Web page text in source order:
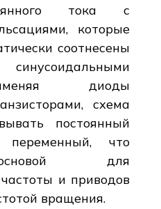
тока с
которые
соотнесены
диоды
схема
постоянный
что
для
и приводов
вращения.